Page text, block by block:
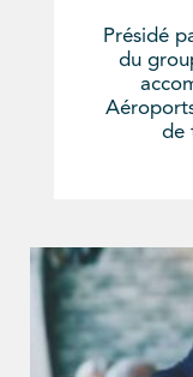
Présidé
du
de